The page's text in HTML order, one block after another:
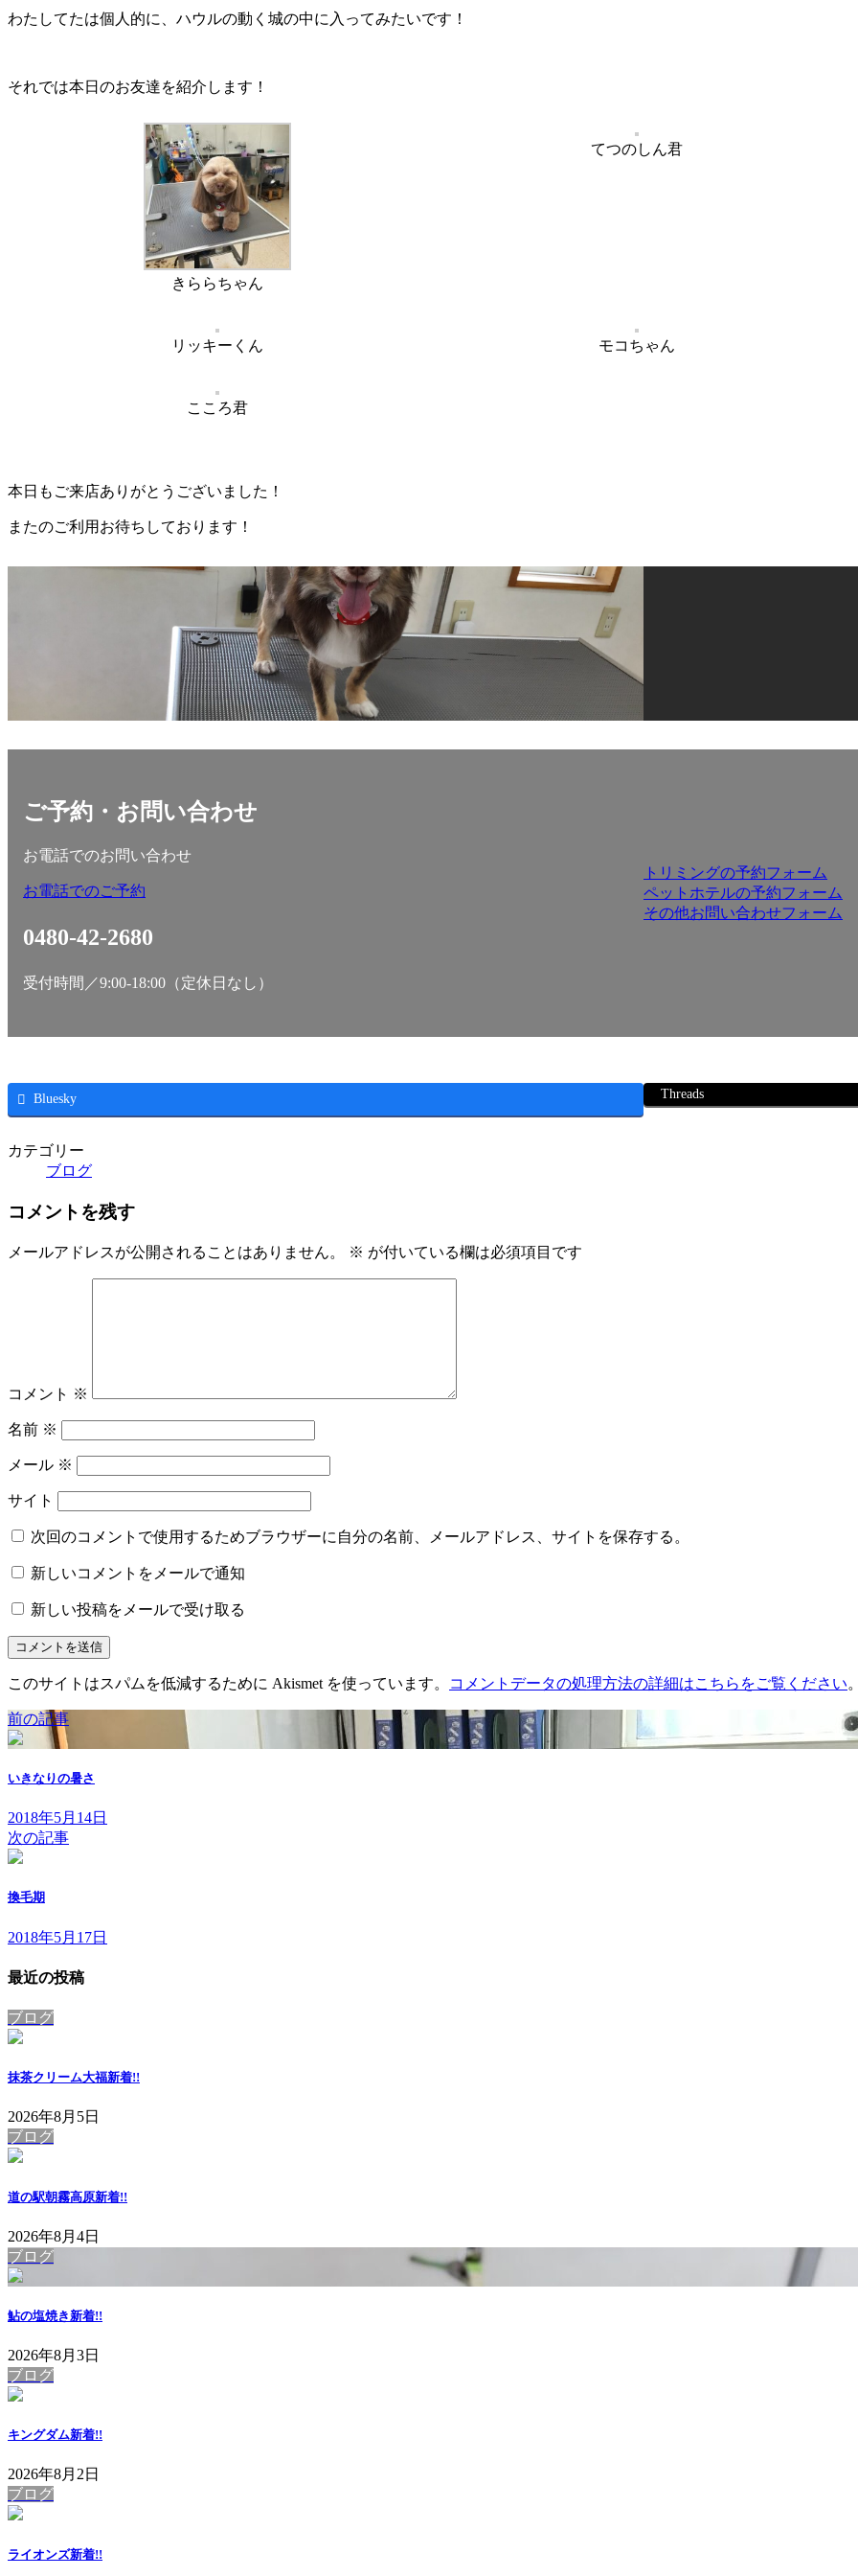
わたしてたは個人的に、ハウルの動く城の中に入ってみたいです！
それでは本日のお友達を紹介します！
きららちゃん
てつのしん君
リッキーくん モコちゃん
こころ君
本日もご来店ありがとうございました！
またのご利用お待ちしております！
ご予約・お問い合わせ
お電話でのお問い合わせ
お電話でのご予約
0480-42-2680
受付時間／9:00-18:00（定休日なし）
トリミングの予約フォーム
ペットホテルの予約フォーム
その他お問い合わせフォーム
Bluesky Threads
カテゴリー
ブログ
コメントを残す
メールアドレスが公開されることはありません。 ※ が付いている欄は必須項目です
コメント ※
名前 ※
メール ※
サイト
次回のコメントで使用するためブラウザーに自分の名前、メールアドレス、サイトを保存する。
新しいコメントをメールで通知
新しい投稿をメールで受け取る
このサイトはスパムを低減するために Akismet を使っています。 コメントデータの処理方法の詳細はこちらをご覧ください
前の記事
いきなりの暑さ
2018年5月14日
次の記事
換毛期
2018年5月17日
最近の投稿
ブログ
抹茶クリーム大福新着!!
2026年8月5日
ブログ
道の駅朝霧高原新着!!
2026年8月4日
ブログ
鮎の塩焼き新着!!
2026年8月3日
ブログ
キングダム新着!!
2026年8月2日
ブログ
ライオンズ新着!!